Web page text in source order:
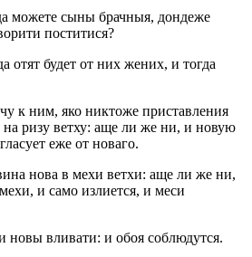
можете сыны брачныя, дондеже
поститися?
отят будет от них жених, и тогда
к ним, яко никтоже приставления
ризу ветху: аще ли же ни, и новую
еже от новаго.
нова в мехи ветхи: аще ли же ни,
и само излиется, и меси
новы вливати: и обоя соблюдутся.